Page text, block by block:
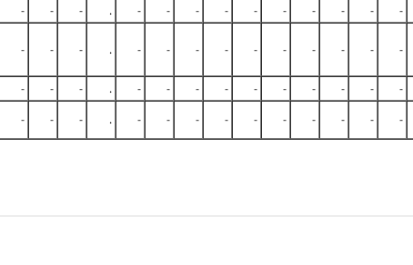
- - - . - - - - - - - - -
-
- - - . - - - - - - - - - -
- - - . - - - - - - - - -
-
- - - . - - - - - - - - - -